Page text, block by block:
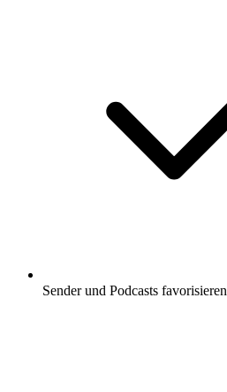
Sender und Podcasts favorisieren